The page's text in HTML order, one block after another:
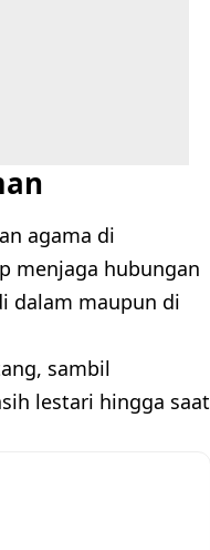
agama di
menjaga hubungan
dalam maupun di
sambil
lestari hingga saat